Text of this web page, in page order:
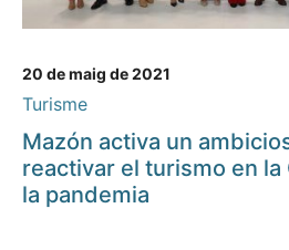
20 de maig de 2021
Turisme
Mazón activa un
reactivar el turismo en la
la pandemia